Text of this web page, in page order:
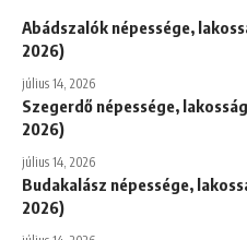
Abádszalók népessége,
2026)
július 14, 2026
Szegerdő népessége,
2026)
július 14, 2026
Budakalász népessége,
2026)